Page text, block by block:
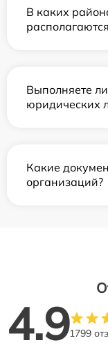
В каких
Выполняете
юридических
Какие
организаций?
4.91799